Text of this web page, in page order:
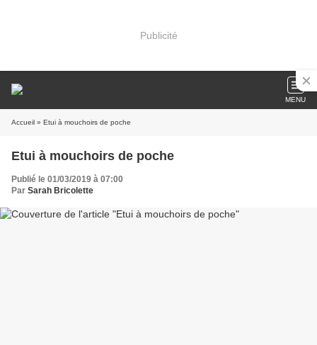
Publicité
MENU
Accueil » Etui à mouchoirs de poche
Etui à mouchoirs de poche
Publié le 01/03/2019 à 07:00
Par Sarah Bricolette